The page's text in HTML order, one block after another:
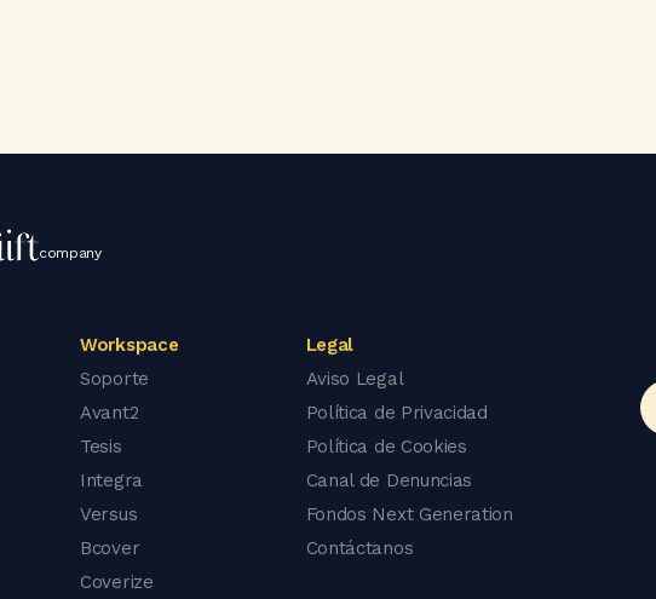
company
Workspace
Soporte
Avant2
Tesis
Integra
Versus
Bcover
Coverize
Legal
Aviso Legal
Política de Privacidad
Política de Cookies
Canal de Denuncias
Fondos Next Generation
Contáctanos